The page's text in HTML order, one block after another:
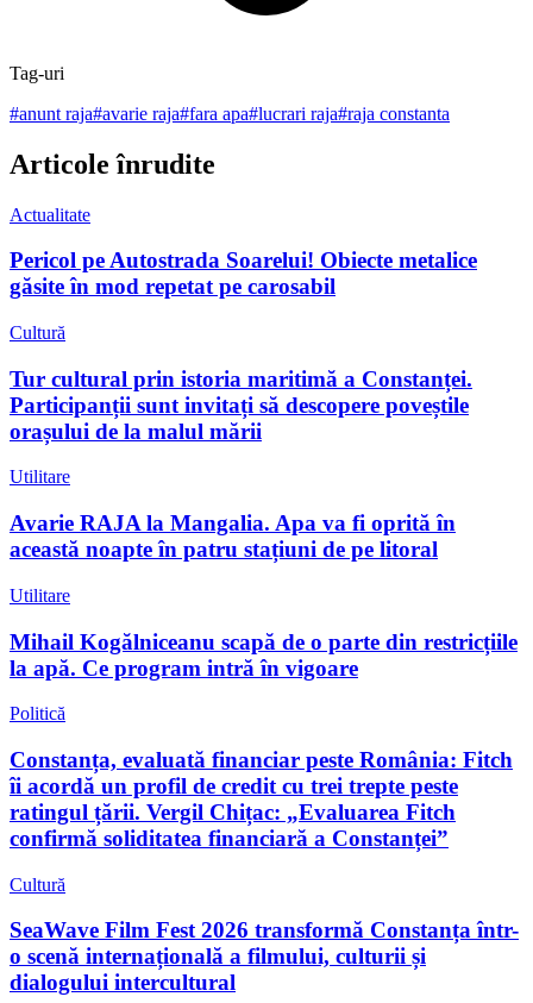
Tag-uri
#anunt raja#avarie raja#fara apa#lucrari raja#raja constanta
Articole înrudite
Actualitate
Pericol pe Autostrada Soarelui! Obiecte metalice
găsite în mod repetat pe carosabil
Cultură
Tur cultural prin istoria maritimă a Constanței.
Participanții sunt invitați să descopere poveștile
orașului de la malul mării
Utilitare
Avarie RAJA la Mangalia. Apa va fi oprită în
această noapte în patru stațiuni de pe litoral
Utilitare
Mihail Kogălniceanu scapă de o parte din restricțiile
la apă. Ce program intră în vigoare
Politică
Constanța, evaluată financiar peste România: Fitch
îi acordă un profil de credit cu trei trepte peste
ratingul țării. Vergil Chițac: „Evaluarea Fitch
confirmă soliditatea financiară a Constanței”
Cultură
SeaWave Film Fest 2026 transformă Constanța într-
o scenă internațională a filmului, culturii și
dialogului intercultural